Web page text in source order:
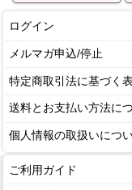
ログイン
メルマガ申込/停止
特定商取引法に基づく
送料とお支払い方法に
個人情報の取扱いにつ
ご利用ガイド